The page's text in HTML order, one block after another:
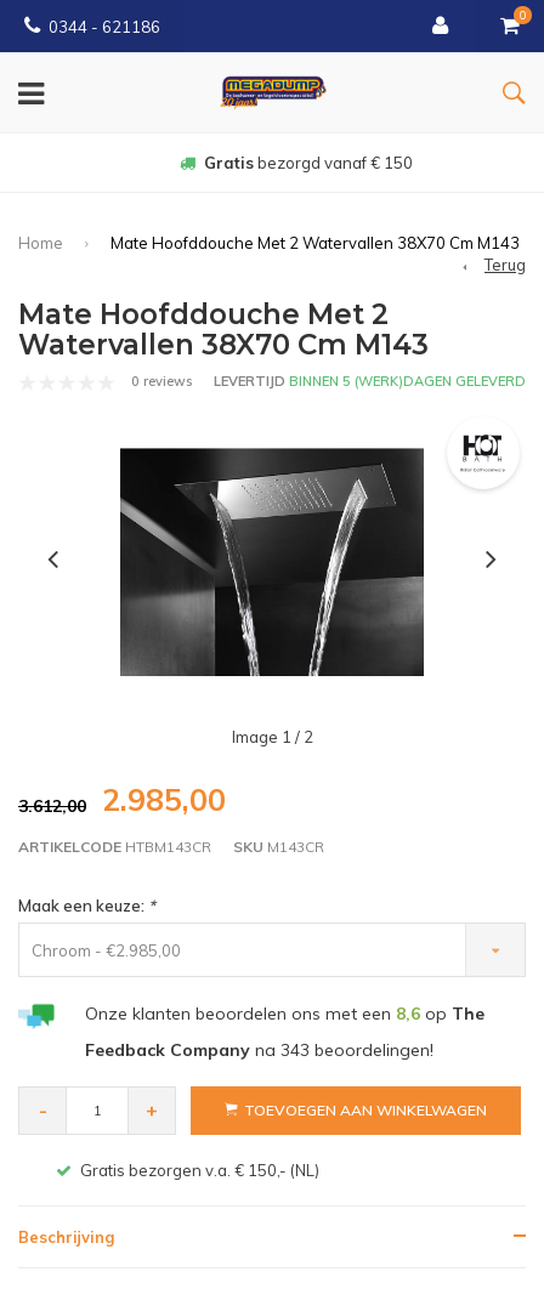
0344 - 621186
0
Gratisbezorgd vanaf € 150
Home
Mate Hoofddouche Met 2 Watervallen 38X70 Cm M143
Terug
Mate Hoofddouche Met 2
Watervallen 38X70 Cm M143
0 reviews LEVERTIJD BINNEN 5 (WERK)DAGEN GELEVERD
Image 1 / 2
3.612,00 2.985,00
ARTIKELCODE HTBM143CR SKU M143CR
Maak een keuze: *
Chroom - €2.985,00
Onze klanten beoordelen ons met een 8,6op The
Feedback Companyna 343 beoordelingen!
- + TOEVOEGEN AAN WINKELWAGEN
Gratis bezorgen v.a. € 150,- (NL)
Beschrijving